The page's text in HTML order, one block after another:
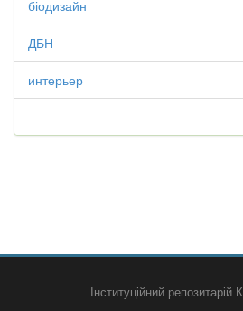
біодизайн
ДБН
интерьер
Інституційний